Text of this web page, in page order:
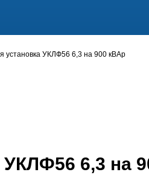
установка УКЛФ56 6,3 на 900 кВАр
УКЛФ56 6,3 на